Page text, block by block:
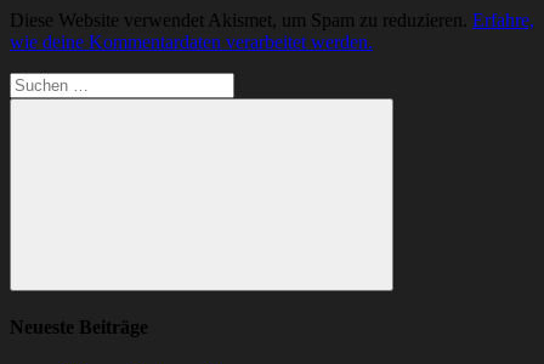
Diese Website verwendet Akismet, um Spam zu reduzieren. Erfahre,
wie deine Kommentardaten verarbeitet werden.
Suchen
nach:
Suchen
Neueste Beiträge